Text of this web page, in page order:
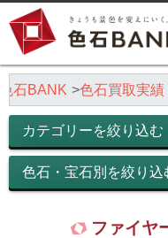
石BANK 色石買取実績
カテゴリーを絞り込む
色石・宝石別を絞り込
ファイヤ